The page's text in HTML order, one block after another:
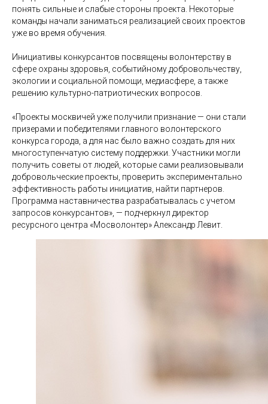
понять сильные и слабые стороны проекта. Некоторые
команды начали заниматься реализацией своих проектов
уже во время обучения.
Инициативы конкурсантов посвящены волонтерству в
сфере охраны здоровья, событийному добровольчеству,
экологии и социальной помощи, медиасфере, а также
решению культурно-патриотических вопросов.
«Проекты москвичей уже получили признание — они стали
призерами и победителями главного волонтерского
конкурса города, а для нас было важно создать для них
многоступенчатую систему поддержки. Участники могли
получить советы от людей, которые сами реализовывали
добровольческие проекты, проверить экспериментально
эффективность работы инициатив, найти партнеров.
Программа наставничества разрабатывалась с учетом
запросов конкурсантов», — подчеркнул директор
ресурсного центра «Мосволонтер» Александр Левит.